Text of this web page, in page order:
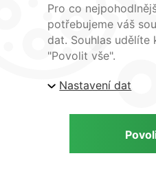
Obchodní podmínky
O nás
Kontakty
Firemní web
E-shop Wirpo.cz,
Pro co
potřebujeme váš
dat. Souhlas
"Povolit vše".
Nastavení dat